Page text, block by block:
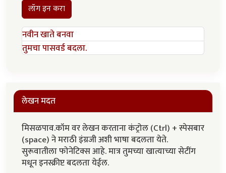
लॉग इन करा
नवीन खाते बनवा
तुमचा पासवर्ड बदला.
लेखन मदत
मिसळपाव.कॉम वर लेखन करताना कंट्रोल (Ctrl) + स्पेसबार
(space) ने मराठी इंग्रजी अशी भाषा बदलता येते.
सुरूवातीला फोनेटिक्स आहे. मात्र तुमच्या खात्याच्या सेटींग
मधून इनस्क्रीप्ट बदलता येईल.